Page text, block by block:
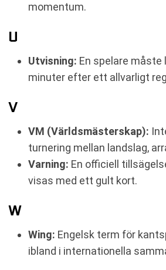
momentum.
U
Utvisning: En spelare måste
minuter efter ett allvarligt
V
VM (Världsmästerskap):
turnering mellan landslag,
Varning: En officiell
visas med ett gult kort.
W
Wing: Engelsk term för
ibland i internationella